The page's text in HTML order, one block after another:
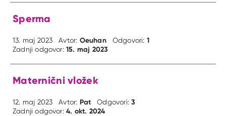
Sperma
13. maj 2023 Avtor: Oeuhan Odgovori: 1
Zadnji odgovor:15. maj 2023
Maternični vložek
12. maj 2023 Avtor: Pat Odgovori:3
Zadnji odgovor:4. okt. 2024